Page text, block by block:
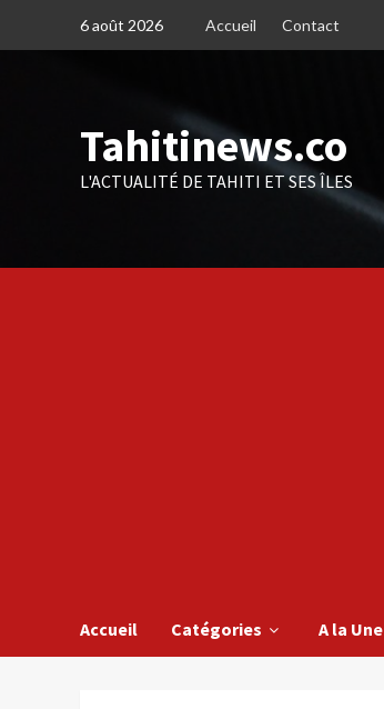
6 août 2026 Accueil Contact
Tahitinews.co
L'ACTUALITÉ DE TAHITI ET SES ÎLES
Accueil Catégories A la Une